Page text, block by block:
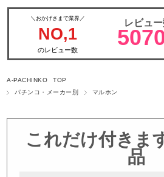
＼おかげさまで業界／
NO,1
のレビュー数
レビュ
A-PACHINKO TOP
パチンコ・メーカー別
マルホン
これだけ付きま
品